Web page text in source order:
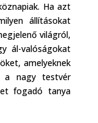
Ha azt
állításokat
világról,
ál-valóságokat
amelyeknek
a nagy testvér
fogadó tanya